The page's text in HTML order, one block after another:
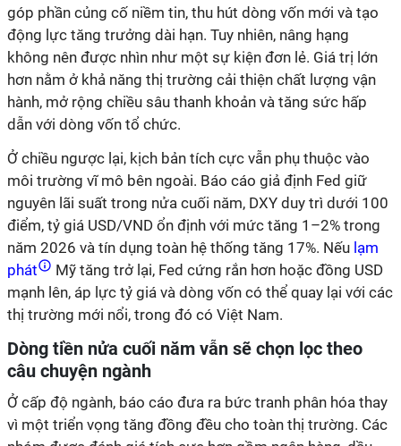
góp phần củng cố niềm tin, thu hút dòng vốn mới và tạo
động lực tăng trưởng dài hạn. Tuy nhiên, nâng hạng
không nên được nhìn như một sự kiện đơn lẻ. Giá trị lớn
hơn nằm ở khả năng thị trường cải thiện chất lượng vận
hành, mở rộng chiều sâu thanh khoản và tăng sức hấp
dẫn với dòng vốn tổ chức.
Ở chiều ngược lại, kịch bản tích cực vẫn phụ thuộc vào
môi trường vĩ mô bên ngoài. Báo cáo giả định Fed giữ
nguyên lãi suất trong nửa cuối năm, DXY duy trì dưới 100
điểm, tỷ giá USD/VND ổn định với mức tăng 1–2% trong
năm 2026 và tín dụng toàn hệ thống tăng 17%. Nếu lạm
phát
Mỹ tăng trở lại, Fed cứng rắn hơn hoặc đồng USD
mạnh lên, áp lực tỷ giá và dòng vốn có thể quay lại với các
thị trường mới nổi, trong đó có Việt Nam.
Dòng tiền nửa cuối năm vẫn sẽ chọn lọc theo
câu chuyện ngành
Ở cấp độ ngành, báo cáo đưa ra bức tranh phân hóa thay
vì một triển vọng tăng đồng đều cho toàn thị trường. Các